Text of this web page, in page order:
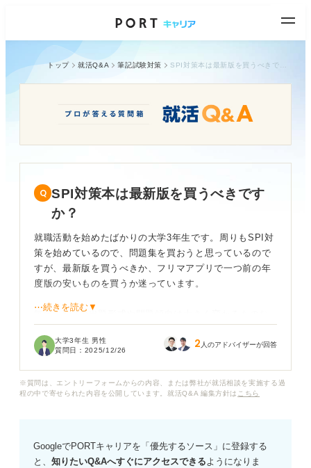
トップ 就活Q&A 筆記試験対策
SPI対策本は最新版を買うべきです
か？
就職活動を始めたばかりの大学3年生です。周りもSPI対
策を始めているので、問題集を買おうと思っているので
すが、最新版を買うべきか、フリマアプリで一つ前の年
度版の安いものを買うか迷っています。
毎年、SPIの出題形式や問題傾向は大きく変わるものな
失敗してしまうのではないかと不安です。特に、志望度
す。
集を選ぶ際の発行年以外にチェックすべきポイントがあ
⋯続きを読む▼
大学3年生 男性
質問日： 2025/12/26 2 人のアドバイザーが回答
※質問は、エントリーフォームからの内容、または弊社が就活相談を実施する過
程の中で寄せられた内容を公開しています。就活Q&A 編集方針は こちら
GoogleでPORTキャリアを「優先するソース」に登録する
と、 知りたいQ&Aへすぐにアクセスできるようになりま